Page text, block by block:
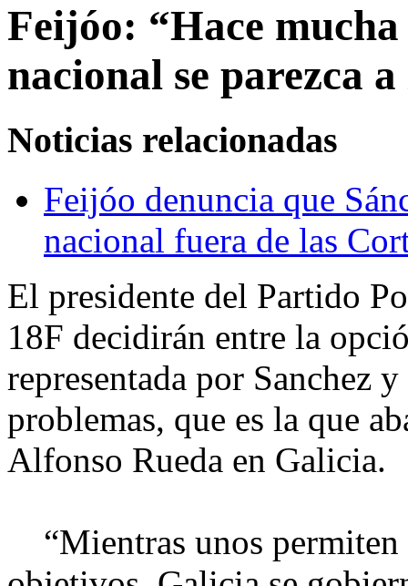
Feijóo: “Hace
nacional se parezca
Noticias relacionadas
Feijóo denuncia que
nacional fuera de las
El presidente del Partido
18F decidirán entre la
representada por Sanchez
problemas, que es la que
Alfonso Rueda en Galicia.
“Mientras unos permiten